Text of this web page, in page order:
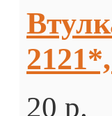
20 p.